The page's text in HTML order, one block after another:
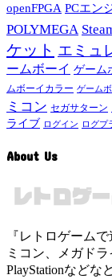
openFPGA PCエン
POLYMEGA
ケット エミュ
ームボーイ ゲーム
ムボーイカラー ゲーム
ミコン セガサターン
ライブ ログイン ログプ
About Us
『レトロゲーム
ミコン、メガド
PlayStationなどな